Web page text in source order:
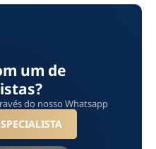
um de
do nosso Whatsapp